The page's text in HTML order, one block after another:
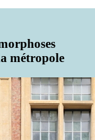
métropole